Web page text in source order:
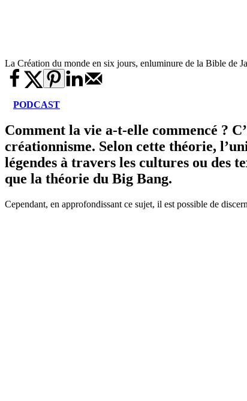
La Création du monde en six jours, enluminure de la Bible de
PODCAST
Comment la vie a-t-elle commencé ?
créationnisme. Selon cette théorie,
légendes à travers les cultures ou des
que la théorie du Big Bang.
Cependant, en approfondissant ce sujet, il est possible de